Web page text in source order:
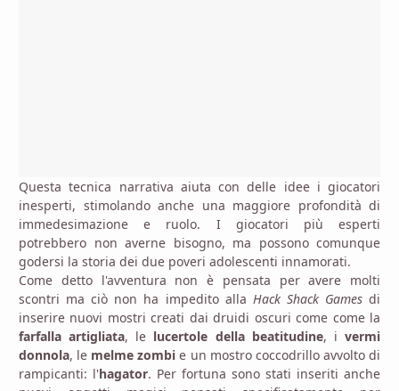
Questa tecnica narrativa aiuta con delle idee i giocatori
inesperti, stimolando anche una maggiore profondità di
immedesimazione e ruolo. I giocatori più esperti
potrebbero non averne bisogno, ma possono comunque
godersi la storia dei due poveri adolescenti innamorati.
Come detto l'avventura non è pensata per avere molti
scontri ma ciò non ha impedito alla Hack Shack Gamesdi
inserire nuovi mostri creati dai druidi oscuri come come la
farfalla artigliata, le lucertole della beatitudine, ivermi
donnola, le melme zombi e un mostro coccodrillo avvolto di
rampicanti: l'hagator. Per fortuna sono stati inseriti anche